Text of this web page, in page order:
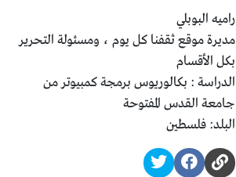
راميه البوبلي
مديرة موقع ثقفنا كل يوم ، ومسئولة التحرير
بكل الأقسام
الدراسة : بكالوريوس برمجة كمبيوتر من
جامعة القدس المفتوحة
البلد: فلسطين